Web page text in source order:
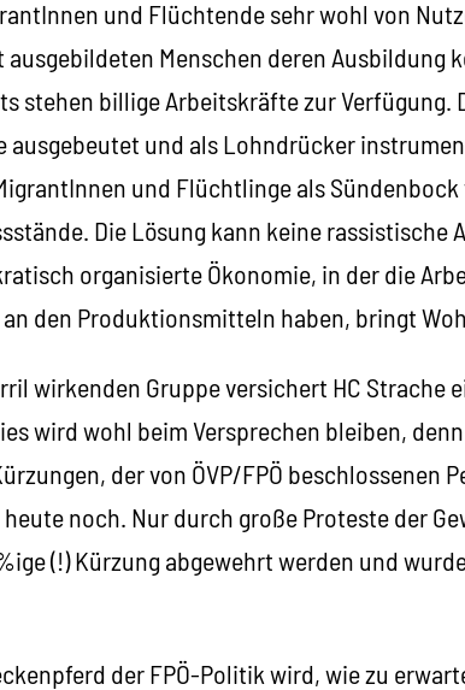
und Flüchtende sehr wohl von
Menschen deren Ausbildung
stehen billige Arbeitskräfte zur Verfügung.
ausgebeutet und als Lohndrücker
und Flüchtlinge als
Die Lösung kann keine rassistische
organisierte Ökonomie, in der die
den Produktionsmitteln haben, bringt
wirkenden Gruppe versichert HC Strache
wird wohl beim Versprechen bleiben,
der von ÖVP/FPÖ beschlossenen
noch. Nur durch große Proteste der
(!) Kürzung abgewehrt werden und
der FPÖ-Politik wird, wie zu